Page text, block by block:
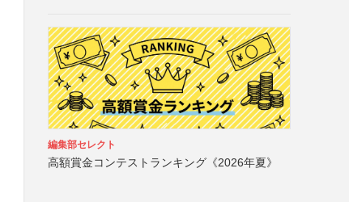
編集部セレクト
高額賞金コンテストランキング《2026年夏》